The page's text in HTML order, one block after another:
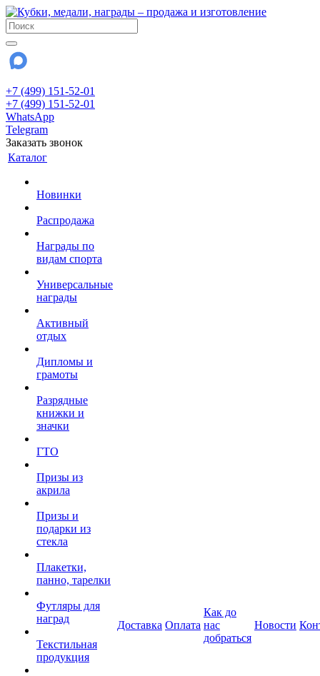
+7 (499) 151-52-01
+7 (499) 151-52-01
WhatsApp
Telegram
Заказать звонок
Каталог
Новинки
Распродажа
Награды по
видам спорта
Универсальные
награды
Активный
отдых
Дипломы и
грамоты
Разрядные
книжки и
значки
ГТО
Призы из
акрила
Призы и
подарки из
стекла
Плакетки,
панно, тарелки
Футляры для
наград
Текстильная
продукция
Доставка Оплата
Как до
нас
добраться
Новости